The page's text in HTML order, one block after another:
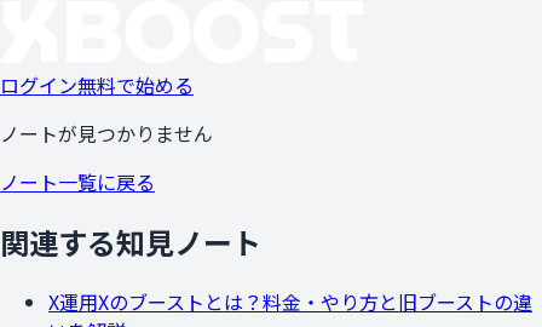
ログイン無料で始める
ノートが見つかりません
ノート一覧に戻る
関連する知見ノート
X運用Xのブーストとは？料金・やり方と旧ブーストの違